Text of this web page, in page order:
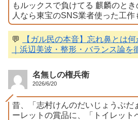
もルックスで負けてる 麒麟のと
人なら東宝のSNS業者使った工作
💬
【ガル民の本音】忘れ鼻とは
｜浜辺美波・整形・バランス論を
名無しの権兵衛
2026/6/20
昔、「志村けんのだいじょうぶだ
ーレットの賞品に、「トイレット